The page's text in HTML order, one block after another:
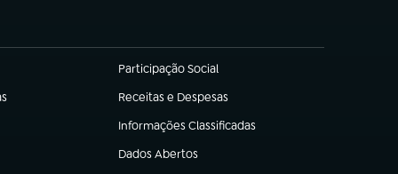
Participação Social
(abre em nova aba)
Receitas e Despesas
(abre em nova aba)
Informações Classificadas
(abre em nova aba)
Dados Abertos
(abre em nova aba)